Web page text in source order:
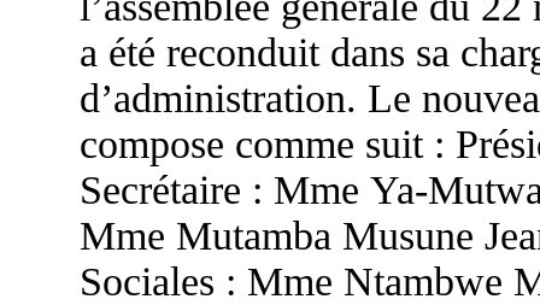
a été reconduit dans sa
d’administration. Le
compose comme suit :
Secrétaire : Mme Ya-
Mme Mutamba Musune
Sociales : Mme Ntambwe